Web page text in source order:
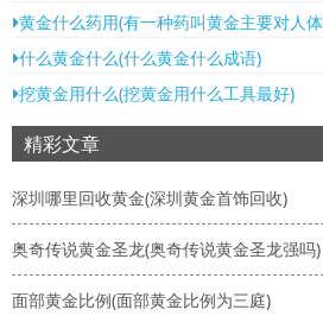
黄金什么药用(有一种药叫黄金主要对人
什么黄金什么(什么黄金什么成语)
挖黄金用什么(挖黄金用什么工具最好)
精彩文章
深圳哪里回收黄金(深圳黄金首饰回收)
奥奇传说黄金圣龙(奥奇传说黄金圣龙强吗)
面部黄金比例(面部黄金比例为三庭)